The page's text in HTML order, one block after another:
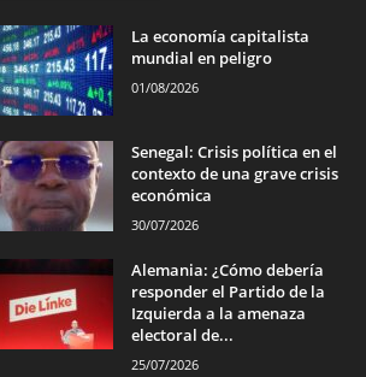
La economía capitalista
mundial en peligro
01/08/2026
Senegal: Crisis política en el
contexto de una grave crisis
económica
30/07/2026
Alemania: ¿Cómo debería
responder el Partido de la
Izquierda a la amenaza
electoral de...
25/07/2026